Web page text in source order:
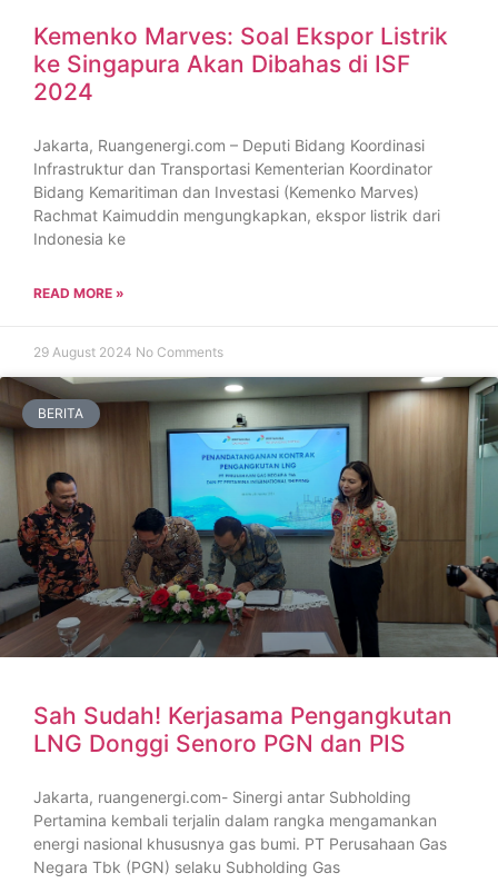
Kemenko Marves: Soal Ekspor Listrik
ke Singapura Akan Dibahas di ISF
2024
Jakarta, Ruangenergi.com – Deputi Bidang Koordinasi
Infrastruktur dan Transportasi Kementerian Koordinator
Bidang Kemaritiman dan Investasi (Kemenko Marves)
Rachmat Kaimuddin mengungkapkan, ekspor listrik dari
Indonesia ke
READ MORE »
29 August 2024 No Comments
BERITA
Sah Sudah! Kerjasama Pengangkutan
LNG Donggi Senoro PGN dan PIS
Jakarta, ruangenergi.com- Sinergi antar Subholding
Pertamina kembali terjalin dalam rangka mengamankan
energi nasional khususnya gas bumi. PT Perusahaan Gas
Negara Tbk (PGN) selaku Subholding Gas